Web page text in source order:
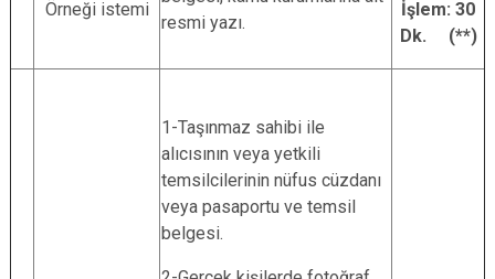
Örneği istemi
resmi yazı.
İşlem: 30
Dk. (**)
1-Taşınmaz sahibi ile
alıcısının veya yetkili
temsilcilerinin nüfus cüzdanı
veya pasaportu ve temsil
belgesi.